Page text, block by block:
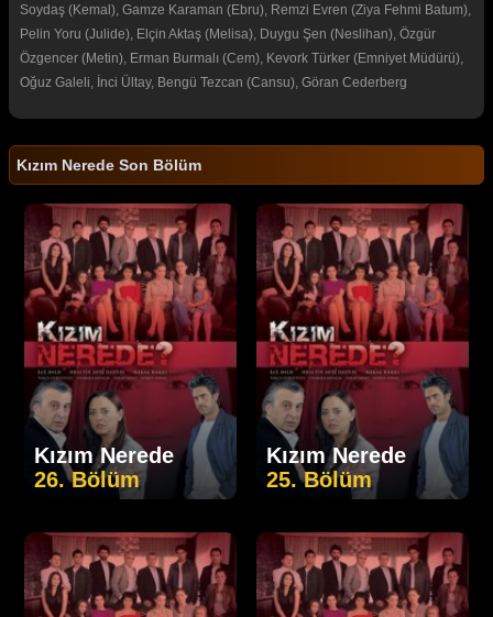
Soydaş (Kemal), Gamze Karaman (Ebru), Remzi Evren (Ziya Fehmi Batum),
Pelin Yoru (Julide), Elçin Aktaş (Melisa), Duygu Şen (Neslihan), Özgür
Özgencer (Metin), Erman Burmalı (Cem), Kevork Türker (Emniyet Müdürü),
Oğuz Galeli, İnci Ültay, Bengü Tezcan (Cansu), Göran Cederberg
Kızım Nerede Son Bölüm
Kızım Nerede
26. Bölüm
Kızım Nerede
25. Bölüm